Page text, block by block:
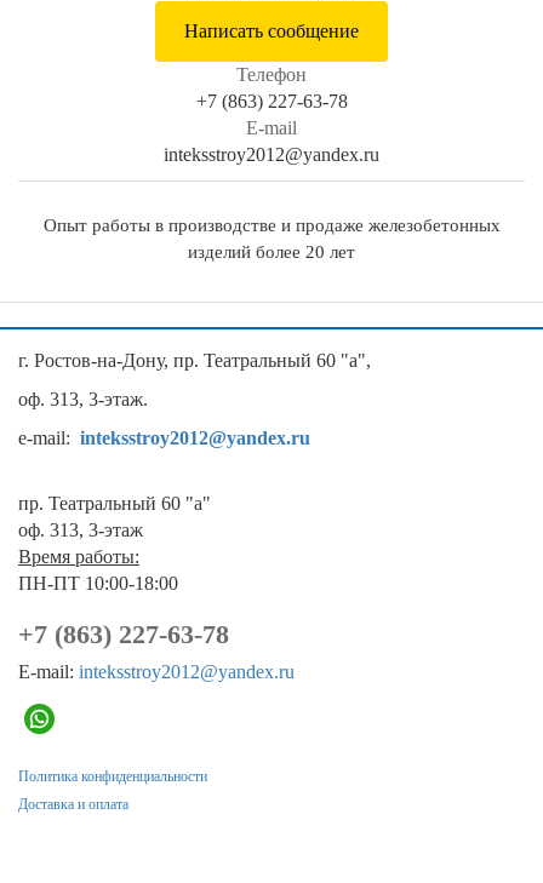
Написать сообщение
Телефон
+7 (863) 227-63-78
E-mail
inteksstroy2012@yandex.ru
Опыт работы в производстве и продаже железобетонных
изделий более 20 лет
г. Ростов-на-Дону, пр. Театральный 60 "а",
оф. 313, 3-этаж.
e-mail: inteksstroy2012@yandex.ru
пр. Театральный 60 "а"
оф. 313, 3-этаж
Время работы:
ПН-ПТ 10:00-18:00
+7 (863) 227-63-78
E-mail: inteksstroy2012@yandex.ru
Политика конфиденциальности
Доставка и оплата